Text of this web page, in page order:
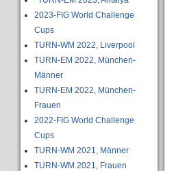
2023-FIG World Challenge
Cups
TURN-WM 2022, Liverpool
TURN-EM 2022, München-
Männer
TURN-EM 2022, München-
Frauen
2022-FIG World Challenge
Cups
TURN-WM 2021, Männer
TURN-WM 2021, Frauen